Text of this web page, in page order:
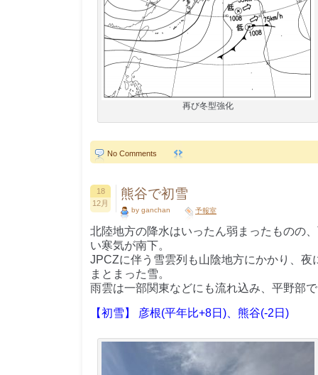
再び冬型強化
No Comments
18
12月
熊谷で初雪
by ganchan 予報室
北陸地方の降水はいったん弱まったものの
い寒気が南下。
JPCZに伴う雪雲列も山陰地方にかかり、夜
まとまった雪。
雨雲は一部関東などにも流れ込み、平野部
【初雪】 彦根(平年比+8日)、熊谷(-2日)